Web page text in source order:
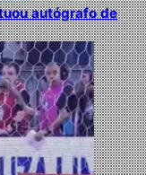
autógrafo de